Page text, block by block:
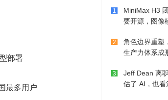
部署
最多用户
1
MiniMax H3
要开源，图像
2
角色边界重塑
生产力体系成
3
Jeff Dean 离
估了 AI，也